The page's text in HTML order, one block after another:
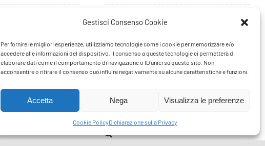
Gestisci Consenso Cookie
Per fornire le migliori esperienze, utilizziamo tecnologie come i cookie per memorizzare e/o
accedere alle informazioni del dispositivo. Il consenso a queste tecnologie ci permetterà di
elaborare dati come il comportamento di navigazione o ID unici su questo sito. Non
acconsentire o ritirare il consenso può influire negativamente su alcune caratteristiche e funzioni.
Accetta Nega Visualizza le preferenze
Cookie PolicyDichiarazione sulla Privacy
News
Tour